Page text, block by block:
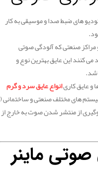
های ضبط صدا و موسیقی به کار
مراکز صنعتی که آلودگی صوتی
می کنند این عایق بهترین نوع و
و عایق کاریانواع عایق سرد و گرم
های مختلف صنعتی و ساختمانی (
از منتشر شدن صوت به خارج از
صوتی ماینر